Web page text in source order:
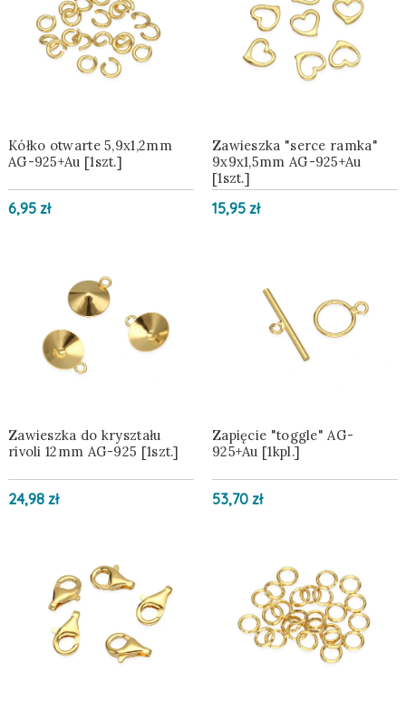
Kółko otwarte 5,9x1,2mm
AG-925+Au [1szt.]
6,95 zł
Zawieszka "serce ramka"
9x9x1,5mm AG-925+Au
[1szt.]
15,95 zł
Zawieszka do kryształu
rivoli 12mm AG-925 [1szt.]
24,98 zł
Zapięcie "toggle" AG-
925+Au [1kpl.]
53,70 zł